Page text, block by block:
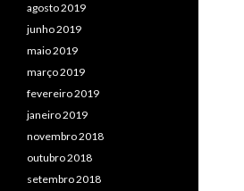
agosto 2019
junho 2019
maio 2019
março 2019
fevereiro 2019
janeiro 2019
novembro 2018
outubro 2018
setembro 2018